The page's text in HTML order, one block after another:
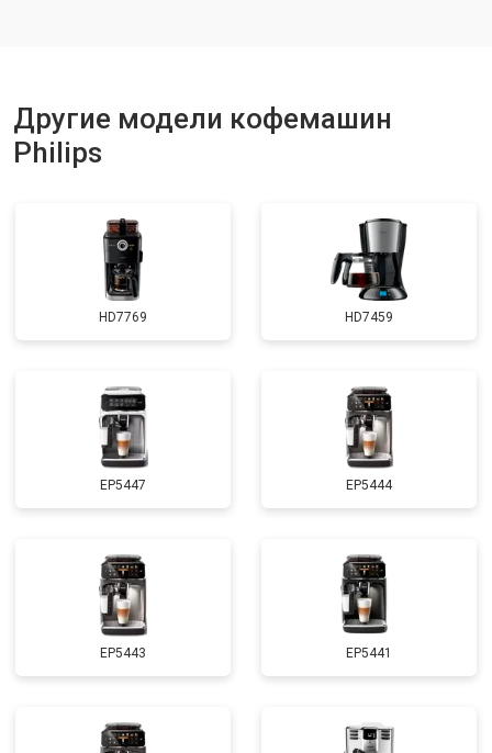
Другие модели кофемашин
Philips
HD7769 HD7459
EP5447 EP5444
EP5443 EP5441